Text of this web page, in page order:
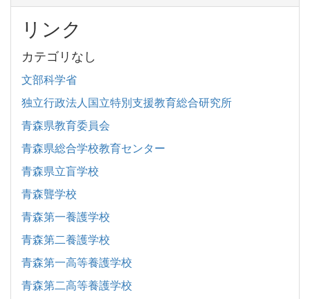
リンク
カテゴリなし
文部科学省
独立行政法人国立特別支援教育総合研究所
青森県教育委員会
青森県総合学校教育センター
青森県立盲学校
青森聾学校
青森第一養護学校
青森第二養護学校
青森第一高等養護学校
青森第二高等養護学校